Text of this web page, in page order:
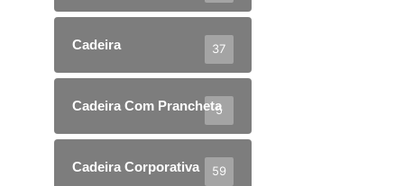
Cadeira 37
Cadeira Com Prancheta
5
Cadeira Corporativa 59